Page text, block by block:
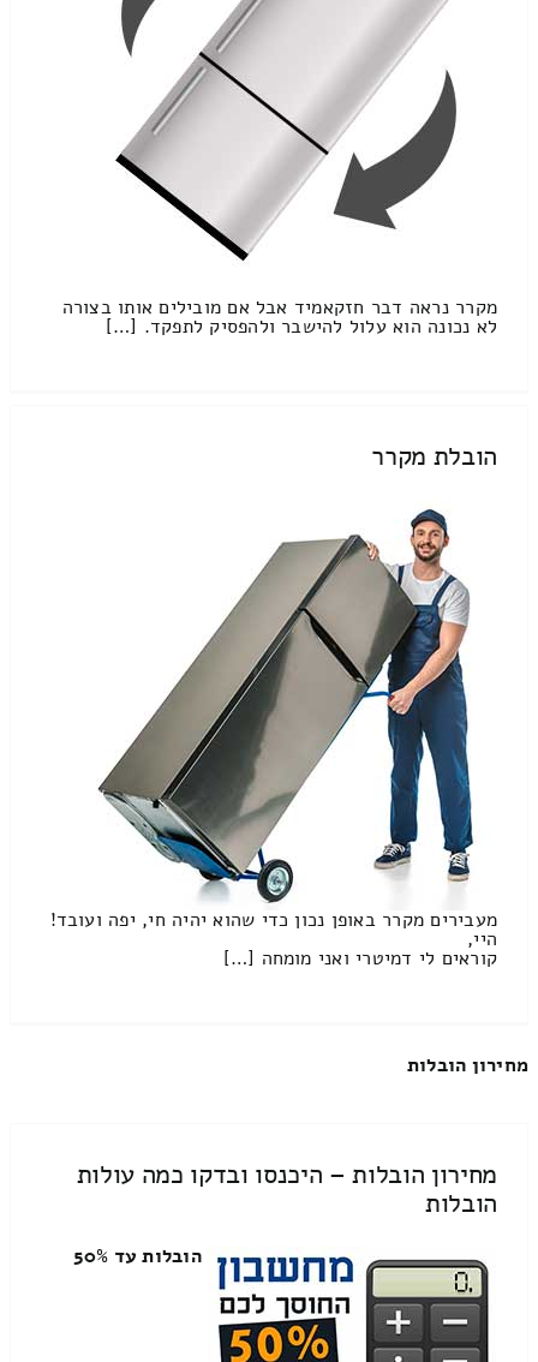
מקרר נראה דבר חזקאמיד אבל אם מובילים אותו בצורה
לא נכונה הוא עלול להישבר ולהפסיק לתפקד. […]
הובלת מקרר
מעבירים מקרר באופן נכון כדי שהוא יהיה חי, יפה ועובד!
היי,
קוראים לי דמיטרי ואני מומחה […]
מחירון הובלות
מחירון הובלות – היכנסו ובדקו כמה עולות
הובלות
הובלות עד 50%